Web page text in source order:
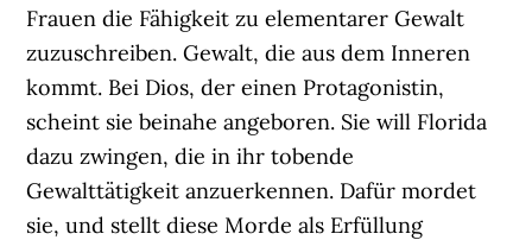
Frauen die Fähigkeit zu elementarer Gewalt
zuzuschreiben. Gewalt, die aus dem Inneren
kommt. Bei Dios, der einen Protagonistin,
scheint sie beinahe angeboren. Sie will Florida
dazu zwingen, die in ihr tobende
Gewalttätigkeit anzuerkennen. Dafür mordet
sie, und stellt diese Morde als Erfüllung